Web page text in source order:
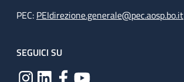
PEC: PEIdirezione.generale@pec.aosp.bo.it
SEGUICI SU